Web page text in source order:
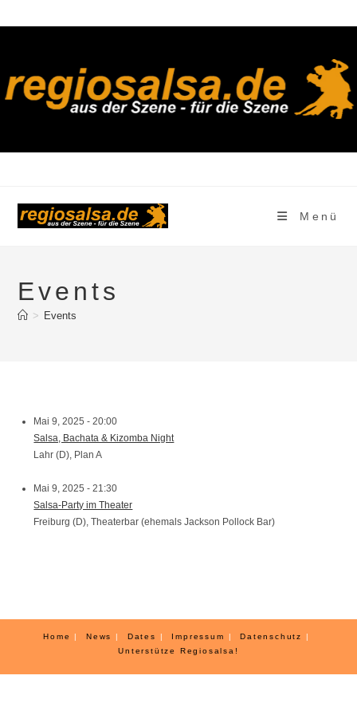
Inhalt
Menü
Events
> Events
Mai 9, 2025 - 20:00
Salsa, Bachata & Kizomba Night
Lahr (D), Plan A
Mai 9, 2025 - 21:30
Salsa-Party im Theater
Freiburg (D), Theaterbar (ehemals Jackson Pollock Bar)
Home News Dates Impressum
Datenschutz
Unterstütze Regiosalsa!